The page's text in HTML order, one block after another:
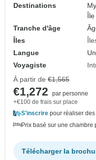
Destinations
Île
Tranche d'âge
Îles
Langue
Voyagiste
À partir de €1,565
€1,272
par personne
+€100 de frais sur place
S'inscrire pour réaliser
Prix basé sur une chambre
Télécharger la